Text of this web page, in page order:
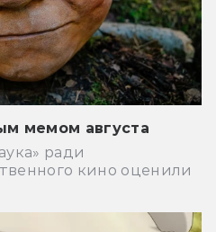
мемом августа
ради
кино оценили